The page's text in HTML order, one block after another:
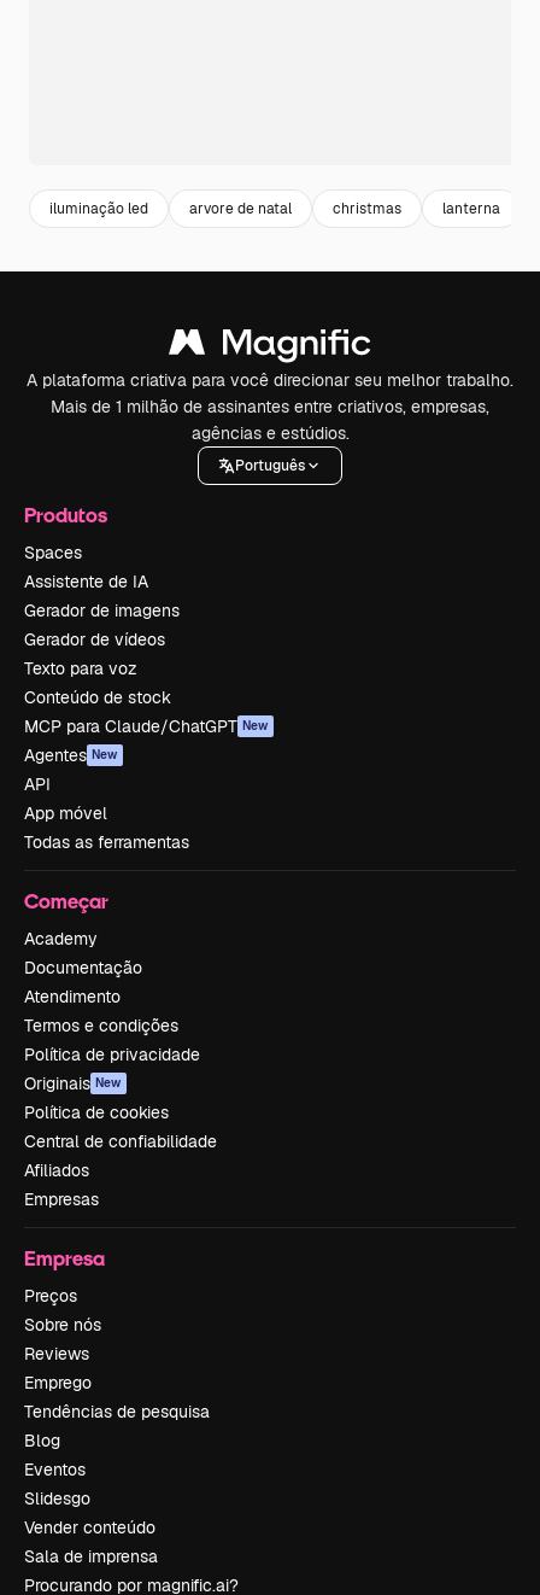
iluminação led arvore de natal christmas lanterna
A plataforma criativa para você direcionar seu melhor trabalho.
Mais de 1 milhão de assinantes entre criativos, empresas,
agências e estúdios.
Português
Produtos
Spaces
Assistente de IA
Gerador de imagens
Gerador de vídeos
Texto para voz
Conteúdo de stock
MCP para Claude/ChatGPT New
Agentes New
API
App móvel
Todas as ferramentas
Começar
Academy
Documentação
Atendimento
Termos e condições
Política de privacidade
Originais New
Política de cookies
Central de confiabilidade
Afiliados
Empresas
Empresa
Preços
Sobre nós
Reviews
Emprego
Tendências de pesquisa
Blog
Eventos
Slidesgo
Vender conteúdo
Sala de imprensa
Procurando por magnific.ai?